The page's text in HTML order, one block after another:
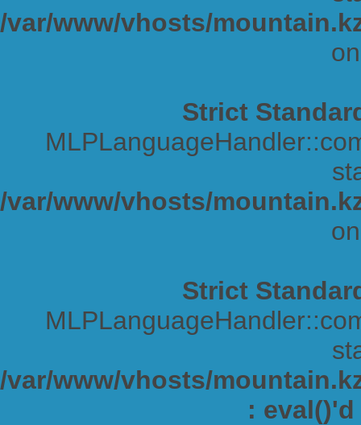
/var/www/vhosts/
Strict
/var/www/vhosts/
Strict
/var/www/vhosts/
: